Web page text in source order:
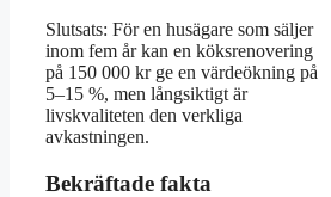
Slutsats: För en husägare som säljer
inom fem år kan en köksrenovering
på 150 000 kr ge en värdeökning på
5–15 %, men långsiktigt är
livskvaliteten den verkliga
avkastningen.
Bekräftade fakta